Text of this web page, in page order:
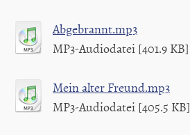
Abgebrannt.mp3
MP3-Audiodatei [401.9 KB]
Mein alter Freund.mp3
MP3-Audiodatei [405.5 KB]